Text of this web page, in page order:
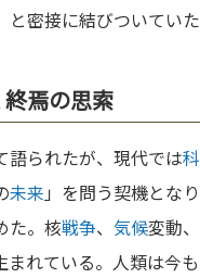
密接に結びついていた
焉の思索
語られたが、現代では
未来 」を問う契機となり
た。核戦争、 気候変動
まれている。人類は今